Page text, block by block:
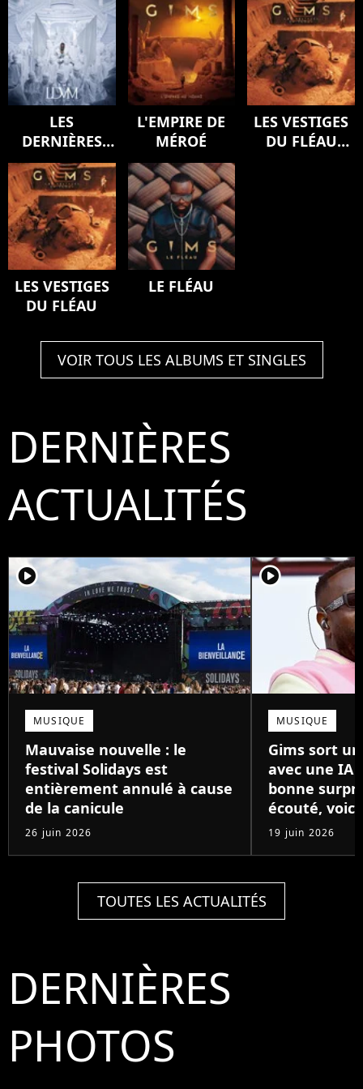
LES
DERNIÈRES
VOLONTÉS DE
MOZART
(SYMPHONY)
L'EMPIRE DE
MÉROÉ
LES VESTIGES
DU FLÉAU
LES VESTIGES
DU FLÉAU
LE FLÉAU
VOIR TOUS LES ALBUMS ET SINGLES
DERNIÈRES
ACTUALITÉS
player2
MUSIQUE
Mauvaise nouvelle : le
festival Solidays est
entièrement annulé à cause
de la canicule
26 juin 2026
player2
MUSIQUE
Gims sort
avec une IA
bonne
écouté,
19 juin 2026
TOUTES LES ACTUALITÉS
DERNIÈRES
PHOTOS